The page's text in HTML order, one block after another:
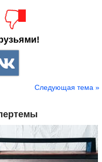
Следующая тема »